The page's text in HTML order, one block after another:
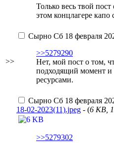
Только весь твой
этом концлагере капо
>>
Сырно Сб 18 февраля
>>5279290
Нет, мой пост о том,
подходящий момент
ресурсами.
Сырно Сб 18 февраля
18-02-2023(11).jpeg - (6 KB,
>>5279302